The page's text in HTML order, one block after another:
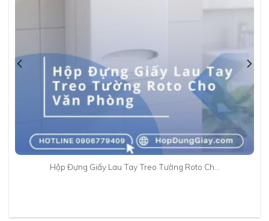
Hộp Đựng Giấy Lau Tay Treo Tường Roto Ch…